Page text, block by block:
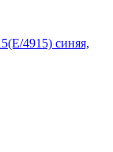
4915) синяя,